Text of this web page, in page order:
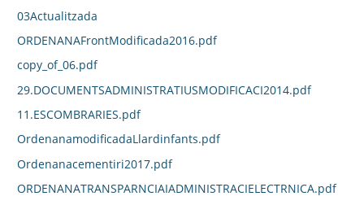
03Actualitzada
ORDENANAFrontModificada2016.pdf
copy_of_06.pdf
29.DOCUMENTSADMINISTRATIUSMODIFICACI2014.pdf
11.ESCOMBRARIES.pdf
OrdenanamodificadaLlardinfants.pdf
Ordenanacementiri2017.pdf
ORDENANATRANSPARNCIAIADMINISTRACIELECTRNICA.pdf